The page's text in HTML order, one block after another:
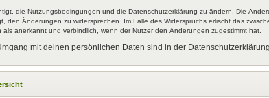
die Nutzungsbedingungen und die Datenschutzerklärung zu ändern. Die
den Änderungen zu widersprechen. Im Falle des Widerspruchs erlischt das
anerkannt und verbindlich, wenn der Nutzer den Änderungen zugestimmt hat.
mit deinen persönlichen Daten sind in der